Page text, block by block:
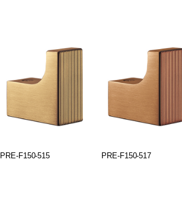
PRE-F150-515 PRE-F150-517